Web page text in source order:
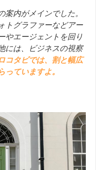
内がメインでした。
トグラファーなどアー
やエージェントを回り
には、ビジネスの視察
コタビでは、割と幅広
ていますよ。